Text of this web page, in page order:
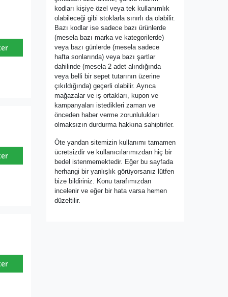
kodları kişiye özel veya tek kullanımlık
olabileceği gibi stoklarla sınırlı da olabilir.
Bazı kodlar ise sadece bazı ürünlerde
(mesela bazı marka ve kategorilerde)
veya bazı günlerde (mesela sadece
hafta sonlarında) veya bazı şartlar
dahilinde (mesela 2 adet alındığında
veya belli bir sepet tutarının üzerine
çıkıldığında) geçerli olabilir. Ayrıca
mağazalar ve iş ortakları, kupon ve
kampanyaları istedikleri zaman ve
önceden haber verme zorunlulukları
olmaksızın durdurma hakkına sahiptirler.
Öte yandan sitemizin kullanımı tamamen
ücretsizdir ve kullanıcılarımızdan hiç bir
bedel istenmemektedir. Eğer bu sayfada
herhangi bir yanlışlık görüyorsanız lütfen
bize bildiriniz. Konu tarafımızdan
incelenir ve eğer bir hata varsa hemen
düzeltilir.